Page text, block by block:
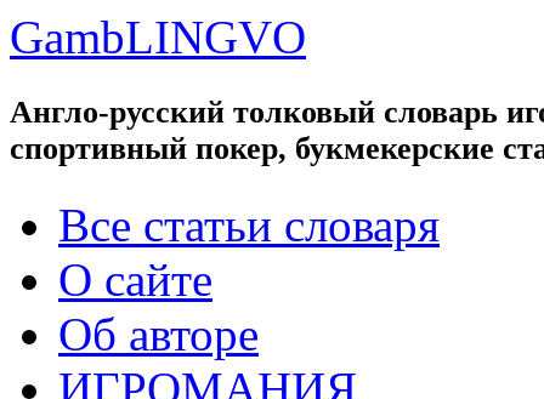
GambLINGVO
Англо-русский толковый словарь
спортивный покер, букмекерские
Все статьи словаря
О сайте
Об авторе